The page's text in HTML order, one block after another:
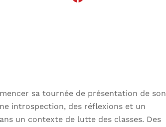
sa tournée de présentation de son
introspection, des réflexions et un
un contexte de lutte des classes. Des